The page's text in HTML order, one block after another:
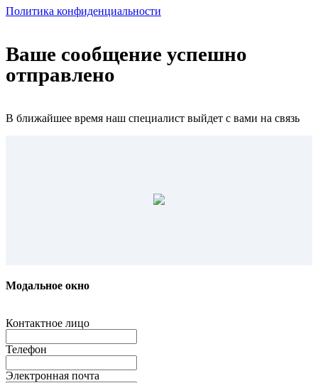
Политика конфиденциальности
Ваше сообщение успешно
отправлено
В ближайшее время наш специалист выйдет с вами на связь
Модальное окно
Контактное лицо
Телефон
Электронная почта